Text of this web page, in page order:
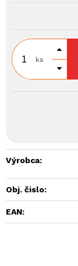
ks
Výrobca:
Obj. čislo:
EAN: